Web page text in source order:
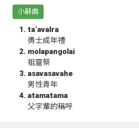
小辭典
ta‘avalra
勇士成年禮
molapangolai
祖靈祭
asavasavahe
男性青年
atamatama
父字輩的稱呼